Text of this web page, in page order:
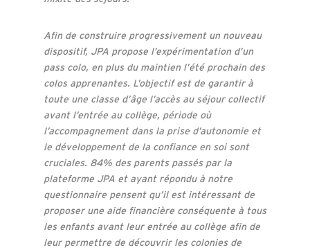
Afin de construire progressivement un nouveau
dispositif, JPA propose l’expérimentation d’un
pass colo, en plus du maintien l’été prochain des
colos apprenantes. L’objectif est de garantir à
toute une classe d’âge l’accès au séjour collectif
avant l’entrée au collège, période où
l’accompagnement dans la prise d’autonomie et
le développement de la confiance en soi sont
cruciales. 84% des parents passés par la
plateforme JPA et ayant répondu à notre
questionnaire pensent qu’il est intéressant de
proposer une aide financière conséquente à tous
les enfants avant leur entrée au collège afin de
leur permettre de découvrir les colonies de